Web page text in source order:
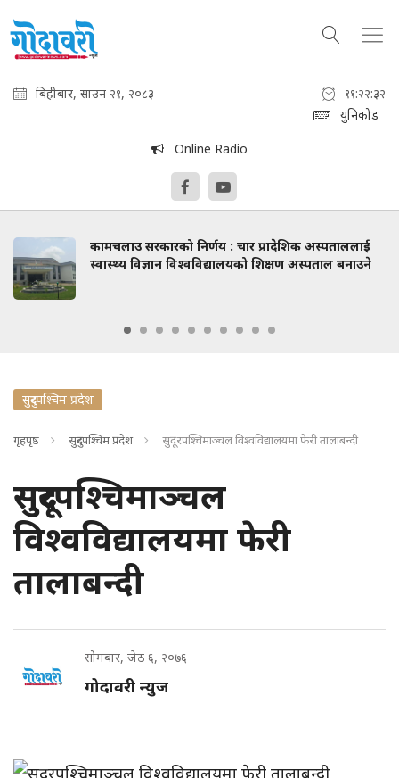
बिहीबार, साउन २१, २०८३
११:२२:३३
युनिकोड
Online Radio
कामचलाउ सरकारको निर्णय : चार प्रादेशिक अस्पताललाई
स्वास्थ्य विज्ञान विश्वविद्यालयको शिक्षण अस्पताल बनाउने
सुदुरपश्चिम प्रदेश
गृहपृष्ठ सुदुरपश्चिम प्रदेश सुदूरपश्चिमाञ्चल विश्वविद्यालयमा फेरी तालाबन्दी
सुदूरपश्चिमाञ्चल
विश्वविद्यालयमा फेरी
तालाबन्दी
सोमबार, जेठ ६, २०७६
गोदावरी न्युज